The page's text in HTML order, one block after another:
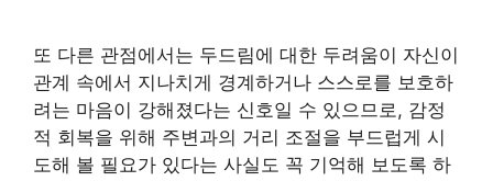
또 다른 관점에서는 두드림에 대한 두려움이 자신이
관계 속에서 지나치게 경계하거나 스스로를 보호하
려는 마음이 강해졌다는 신호일 수 있으므로, 감정
적 회복을 위해 주변과의 거리 조절을 부드럽게 시
도해 볼 필요가 있다는 사실도 꼭 기억해 보도록 하